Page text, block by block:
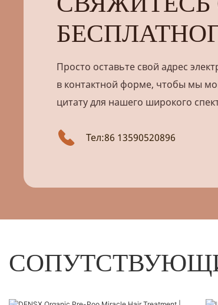
Просто оставьте свой адрес
в контактной форме, чтобы мы
цитату для нашего широкого
Тел:86 13590520896